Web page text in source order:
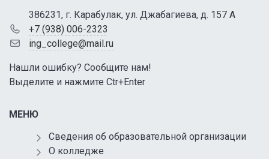
386231, г. Карабулак, ул. Джабагиева, д. 157 А
+7 (938) 006-2323
ing_college@mail.ru
Нашли ошибку? Сообщите нам!
Выделите и нажмите Ctr+Enter
МЕНЮ
Сведения об образовательной организации
О колледже